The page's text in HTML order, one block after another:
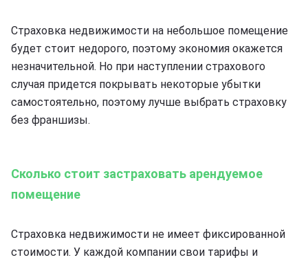
Страховка недвижимости на небольшое помещение
будет стоит недорого, поэтому экономия окажется
незначительной. Но при наступлении страхового
случая придется покрывать некоторые убытки
самостоятельно, поэтому лучше выбрать страховку
без франшизы.
Сколько стоит застраховать арендуемое
помещение
Страховка недвижимости не имеет фиксированной
стоимости. У каждой компании свои тарифы и